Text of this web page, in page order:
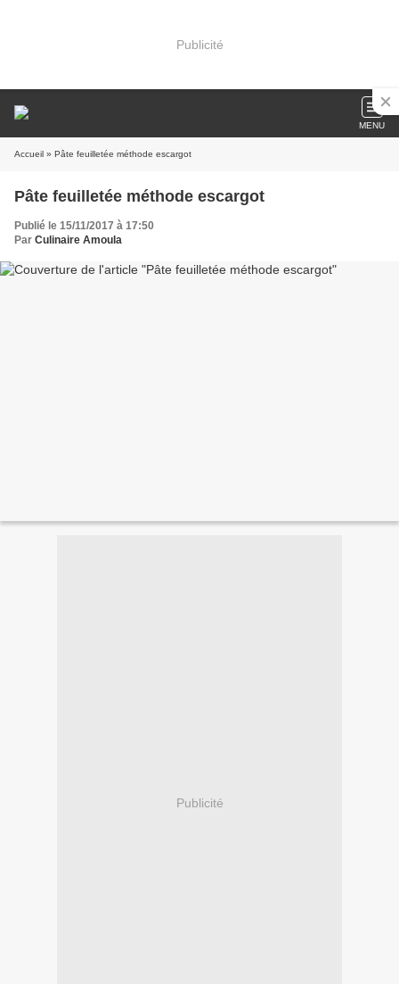
Publicité
MENU
Accueil » Pâte feuilletée méthode escargot
Pâte feuilletée méthode escargot
Publié le 15/11/2017 à 17:50
Par Culinaire Amoula
Publicité